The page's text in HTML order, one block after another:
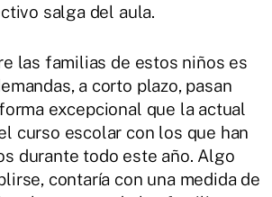
salga del aula.
las familias de estos niños es
a corto plazo, pasan
excepcional que la actual
curso escolar con los que han
durante todo este año. Algo
contaría con una medida de